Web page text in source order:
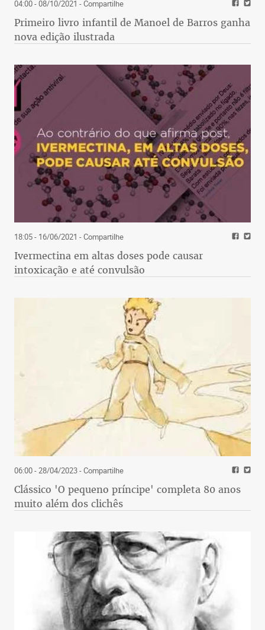
04:00 - 08/10/2021 - Compartilhe
Primeiro livro infantil de Manoel de Barros ganha
nova edição ilustrada
18:05 - 16/06/2021 - Compartilhe
Ivermectina em altas doses pode causar
intoxicação e até convulsão
06:00 - 28/04/2023- Compartilhe
Clássico 'O pequeno príncipe' completa 80 anos
muito além dos clichês